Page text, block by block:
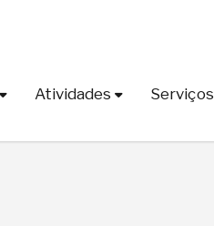
Atividades Serviços